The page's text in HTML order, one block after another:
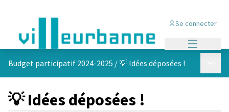
Se connecter
Budget participatif 2024-2025 /💡 Idées déposées !
💡 Idées déposées !